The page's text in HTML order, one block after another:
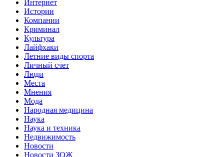
Интернет
Истории
Компании
Криминал
Культура
Лайфхаки
Летние виды спорта
Личный счет
Люди
Места
Мнения
Мода
Народная медицина
Наука
Наука и техника
Недвижимость
Новости
Новости ЗОЖ